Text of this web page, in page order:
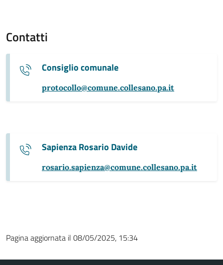
Contatti
Consiglio comunale
protocollo@comune.collesano.pa.it
Sapienza Rosario Davide
rosario.sapienza@comune.collesano.pa.it
Pagina aggiornata il 08/05/2025, 15:34